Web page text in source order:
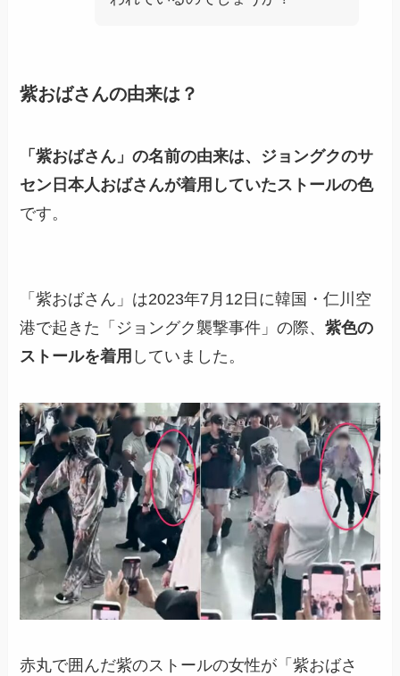
紫おばさんの由来は？
「紫おばさん」の名前の由来は、ジョングクのサ
セン日本人おばさんが着用していたストールの色
です。
「紫おばさん」は2023年7月12日に韓国・仁川空
港で起きた「ジョングク襲撃事件」の際、紫色の
ストールを着用 していました。
赤丸で囲んだ紫のストールの女性が「紫おばさ